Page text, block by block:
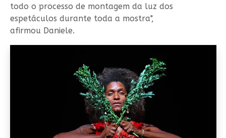
todo o processo de montagem da luz dos
espetáculos durante toda a mostra",
afirmou Daniele.